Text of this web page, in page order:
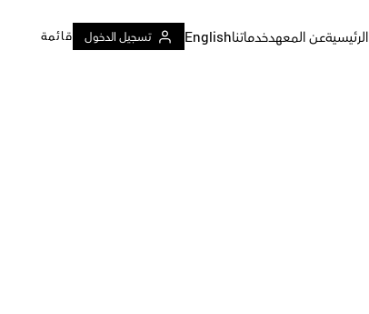
الرئيسيةعن المعهدخدماتناEnglish تسجيل الدخول قائمة